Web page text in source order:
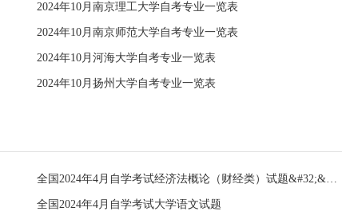
2024年10月南京理工大学自考专业一览表
2024年10月南京师范大学自考专业一览表
2024年10月河海大学自考专业一览表
2024年10月扬州大学自考专业一览表
全国2024年4月自学考试经济法概论（财经类）试题&#32;&#32;
全国2024年4月自学考试大学语文试题